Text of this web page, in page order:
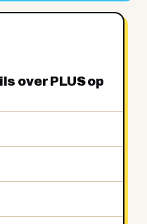
over PLUS op